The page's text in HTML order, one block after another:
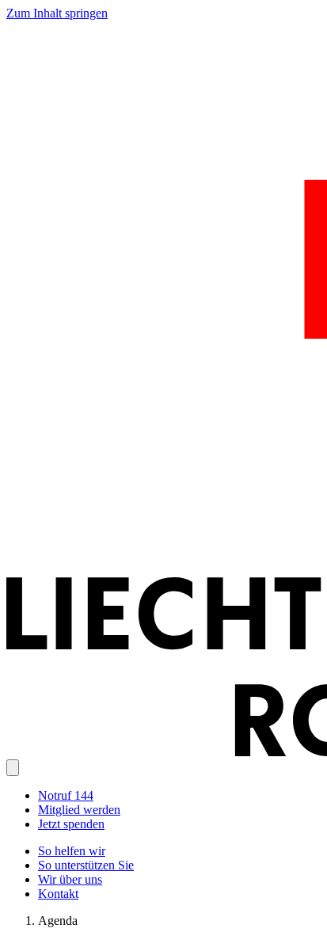
Zum Inhalt springen
Notruf 144
Mitglied werden
Jetzt spenden
So helfen wir
So unterstützen Sie
Wir über uns
Kontakt
Agenda